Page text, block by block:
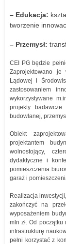
– Edukacja:
tworzenie
– Przemysł:
CEI PG będzie
Zaprojektowano
Lądowej i
zastosowaniem
wykorzystywane
projekty
budowlanej,
Obiekt
projektantem
wolnostojący,
dydaktyczne i
pomieszczenia
garaż i
Realizacja
zakończyć na
wyposażeniem
mln zł. Od
infrastrukturę
pełni korzystać z